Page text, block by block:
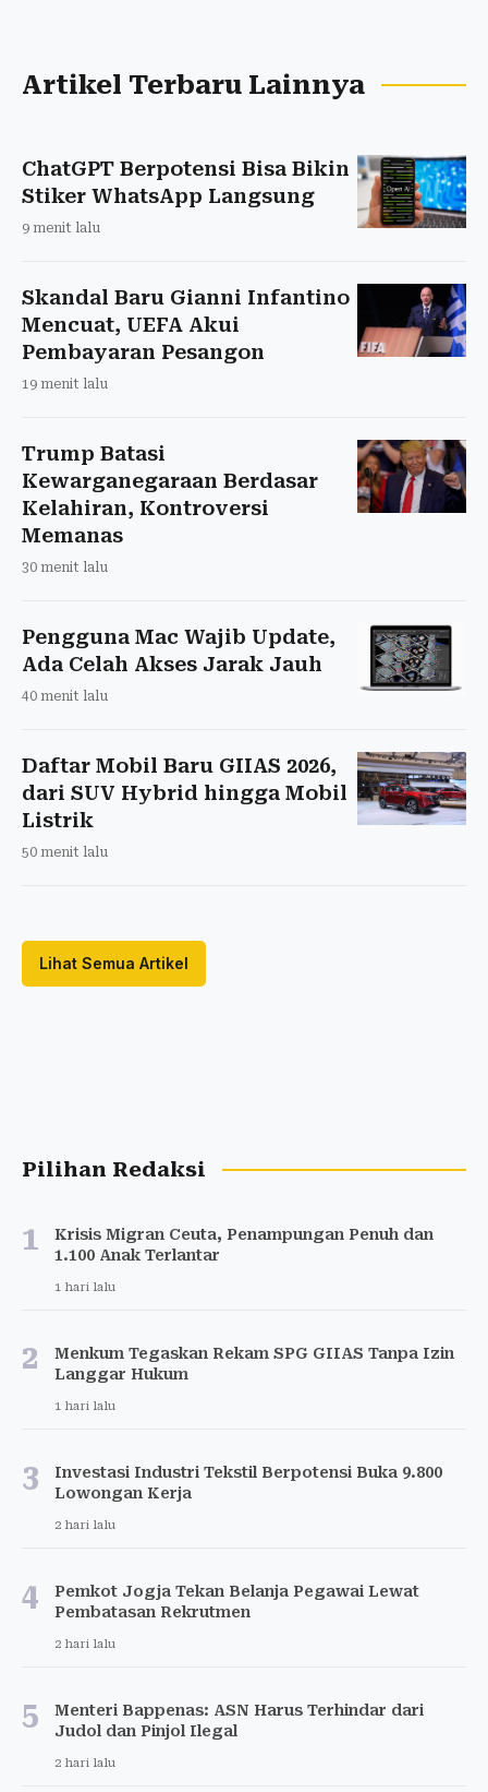
Artikel Terbaru Lainnya
ChatGPT Berpotensi Bisa Bikin
Stiker WhatsApp Langsung
9 menit lalu
Skandal Baru Gianni Infantino
Mencuat, UEFA Akui
Pembayaran Pesangon
19 menit lalu
Trump Batasi
Kewarganegaraan Berdasar
Kelahiran, Kontroversi
Memanas
30 menit lalu
Pengguna Mac Wajib Update,
Ada Celah Akses Jarak Jauh
40 menit lalu
Daftar Mobil Baru GIIAS 2026,
dari SUV Hybrid hingga Mobil
Listrik
50 menit lalu
Lihat Semua Artikel
Pilihan Redaksi
1
Krisis Migran Ceuta, Penampungan Penuh dan
1.100 Anak Terlantar
1 hari lalu
2
Menkum Tegaskan Rekam SPG GIIAS Tanpa Izin
Langgar Hukum
1 hari lalu
3
Investasi Industri Tekstil Berpotensi Buka 9.800
Lowongan Kerja
2 hari lalu
4
Pemkot Jogja Tekan Belanja Pegawai Lewat
Pembatasan Rekrutmen
2 hari lalu
5
Menteri Bappenas: ASN Harus Terhindar dari
Judol dan Pinjol Ilegal
2 hari lalu